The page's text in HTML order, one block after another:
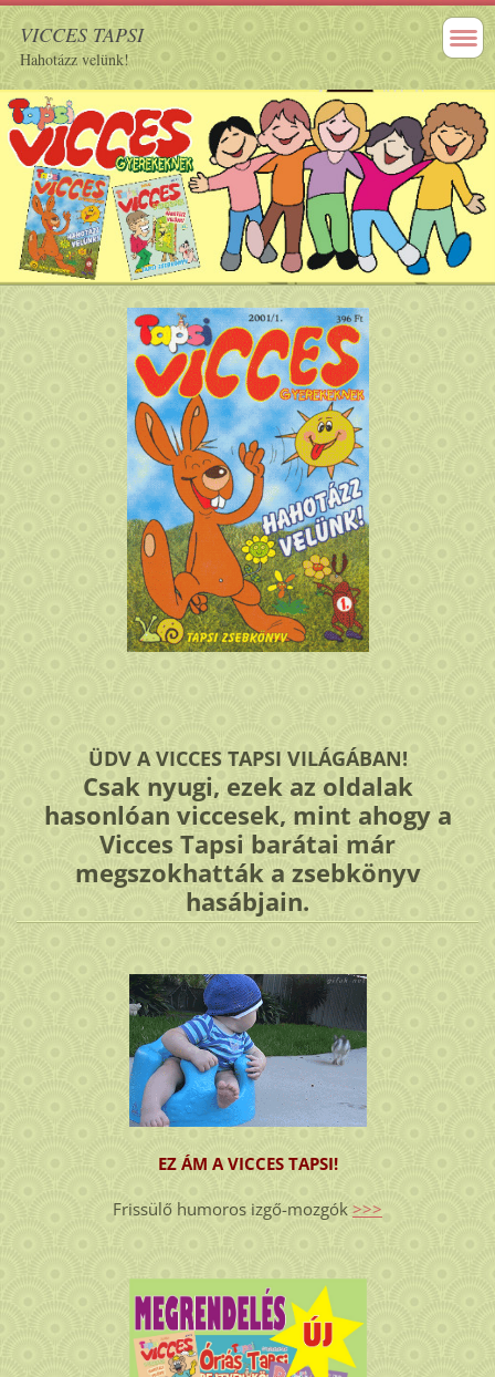
VICCES TAPSI
Hahotázz velünk!
ÜDV A VICCES TAPSI VILÁGÁBAN!
Csak nyugi, ezek az oldalak
hasonlóan viccesek, mint ahogy a
Vicces Tapsi barátai már
megszokhatták a zsebkönyv
hasábjain.
EZ ÁM A VICCES TAPSI!
Frissülő humoros izgő-mozgók >>>